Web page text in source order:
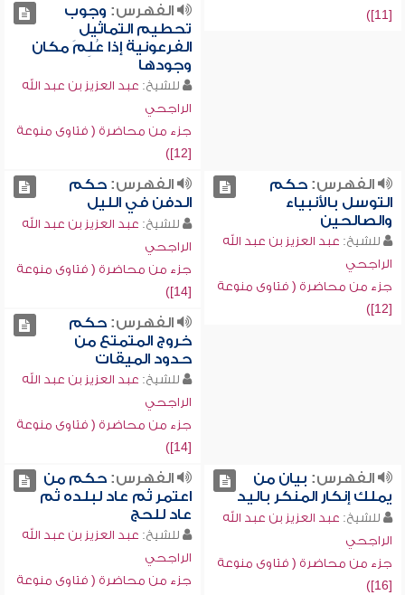
[11])
الفهرس: وجوب
تحطيم التماثيل
الفرعونية إذا عُلِمَ مكان
وجودها
للشيخ: عبد العزيز بن عبد الله
الراجحي
جزء من محاضرة ( فتاوى منوعة
[12])
الفهرس:حكم
التوسل بالأنبياء
والصالحين
للشيخ: عبد العزيز بن عبد الله
الراجحي
جزء من محاضرة ( فتاوى منوعة
[12])
الفهرس:حكم
الدفن في الليل
للشيخ: عبد العزيز بن عبد الله
الراجحي
جزء من محاضرة ( فتاوى منوعة
[14])
الفهرس:حكم
خروج المتمتع من
حدود الميقات
للشيخ: عبد العزيز بن عبد الله
الراجحي
جزء من محاضرة ( فتاوى منوعة
[14])
الفهرس: بيان من
يملك إنكار المنكر باليد
للشيخ: عبد العزيز بن عبد الله
الراجحي
جزء من محاضرة ( فتاوى منوعة
[16])
الفهرس:حكم من
اعتمر ثم عاد لبلده ثم
عاد للحج
للشيخ: عبد العزيز بن عبد الله
الراجحي
جزء من محاضرة ( فتاوى منوعة